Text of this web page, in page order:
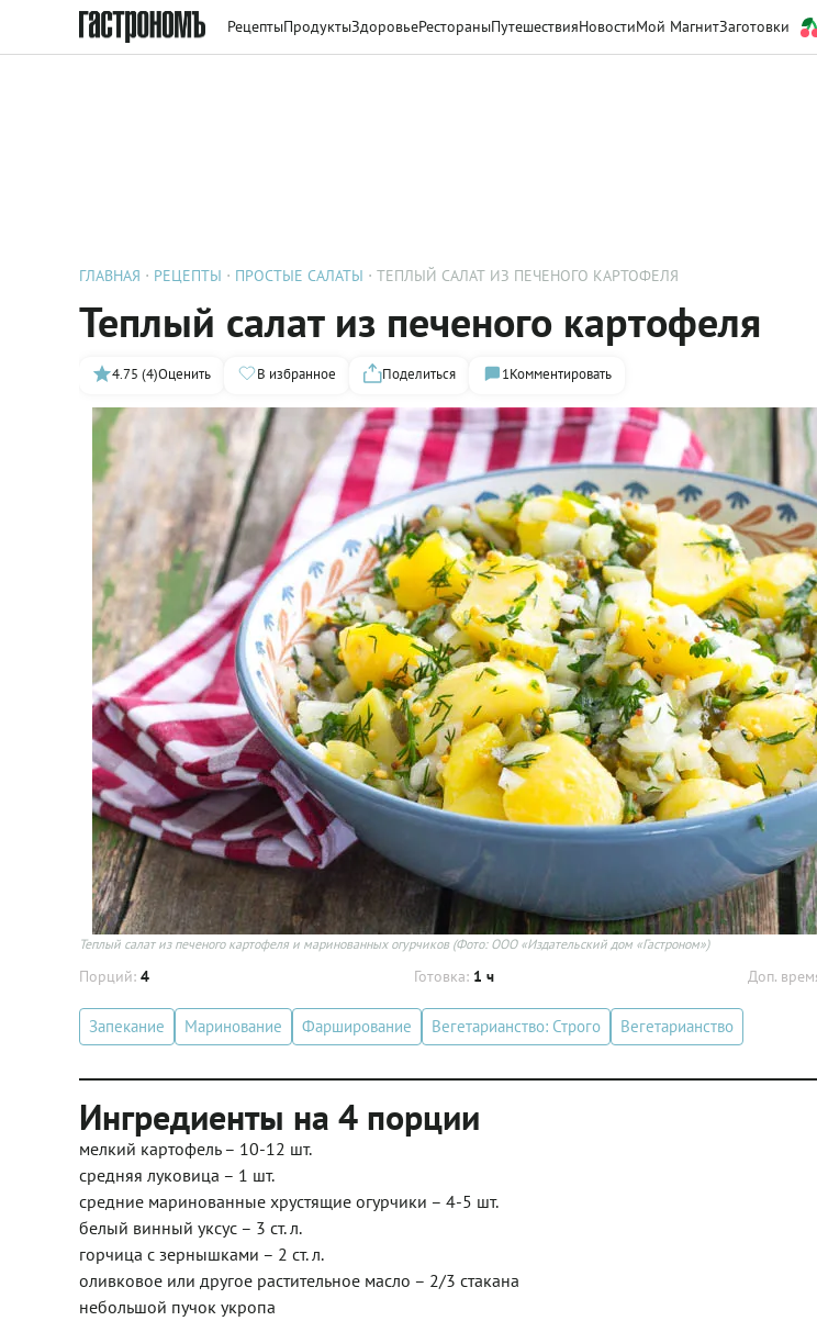
РецептыПродуктыЗдоровьеРестораныПутешествияНовостиМой МагнитЗаготовки
ГЛАВНАЯ РЕЦЕПТЫ ПРОСТЫЕ САЛАТЫ ТЕПЛЫЙ САЛАТ ИЗ ПЕЧЕНОГО КАРТОФЕЛЯ
Теплый салат из печеного картофеля
4.75 (4)Оценить В избранное Поделиться 1Комментировать
Теплый салат из печеного картофеля и маринованных огурчиков (Фото: ООО «Издательский дом «Гастроном»)
Порций: 4 Готовка: 1 ч Доп.
Запекание Маринование Фарширование Вегетарианство: Строго Вегетарианство
Ингредиенты на 4 порции
мелкий картофель – 10-12 шт.
средняя луковица – 1 шт.
средние маринованные хрустящие огурчики – 4-5 шт.
белый винный уксус – 3 ст. л.
горчица с зернышками – 2 ст. л.
оливковое или другое растительное масло – 2/3 стакана
небольшой пучок укропа